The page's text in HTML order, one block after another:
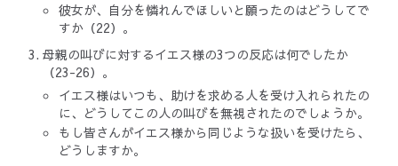
彼女が、自分を憐れんでほしいと願ったのはどうしてで
すか（22）。
母親の叫びに対するイエス様の3つの反応は何でしたか
（23-26）。
イエス様はいつも、助けを求める人を受け入れられたの
に、どうしてこの人の叫びを無視されたのでしょうか。
もし皆さんがイエス様から同じような扱いを受けたら、
どうしますか。